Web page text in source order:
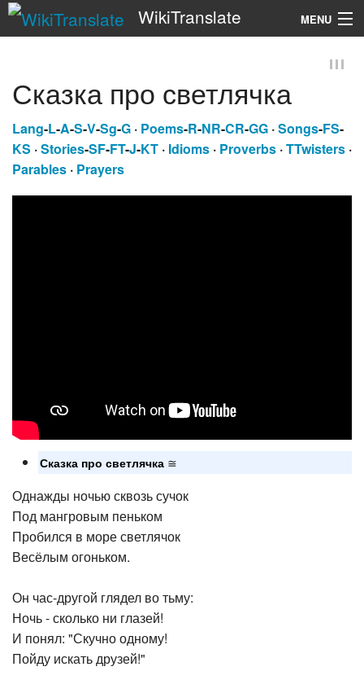
WikiTranslate MENU
Сказка про светлячка
Lang-L-A-S-V-Sg-G · Poems-R-NR-CR-GG ·Songs-FS-
KS ·Stories-SF-FT-J-KT · Idioms · Proverbs ·TTwisters ·
Parables · Prayers
Сказка про светлячка ≅
Однажды ночью сквозь сучок
Под мангровым пеньком
Пробился в море светлячок
Весёлым огоньком.
Он час-другой глядел во тьму:
Ночь - сколько ни глазей!
И понял: "Скучно одному!
Пойду искать друзей!"